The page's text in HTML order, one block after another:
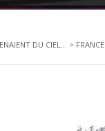
DU CIEL... > FRANCE